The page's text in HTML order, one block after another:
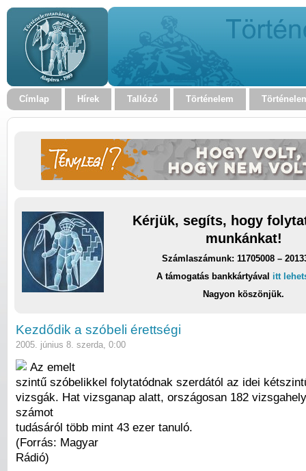
Címlap Hírek Tallózó Történelem
Kérjük, segíts, hogy
munkánkat!
Számlaszámunk: 11705008 –
A támogatás bankkártyával itt
Nagyon köszönjük.
Kezdődik a szóbeli érettségi
2005. június 8. szerda, 0:00
Az emelt
szintű szóbelikkel folytatódnak szerdától az idei
vizsgák. Hat vizsganap alatt, országosan 182
számot
tudásáról több mint 43 ezer tanuló.
(Forrás: Magyar
Rádió)